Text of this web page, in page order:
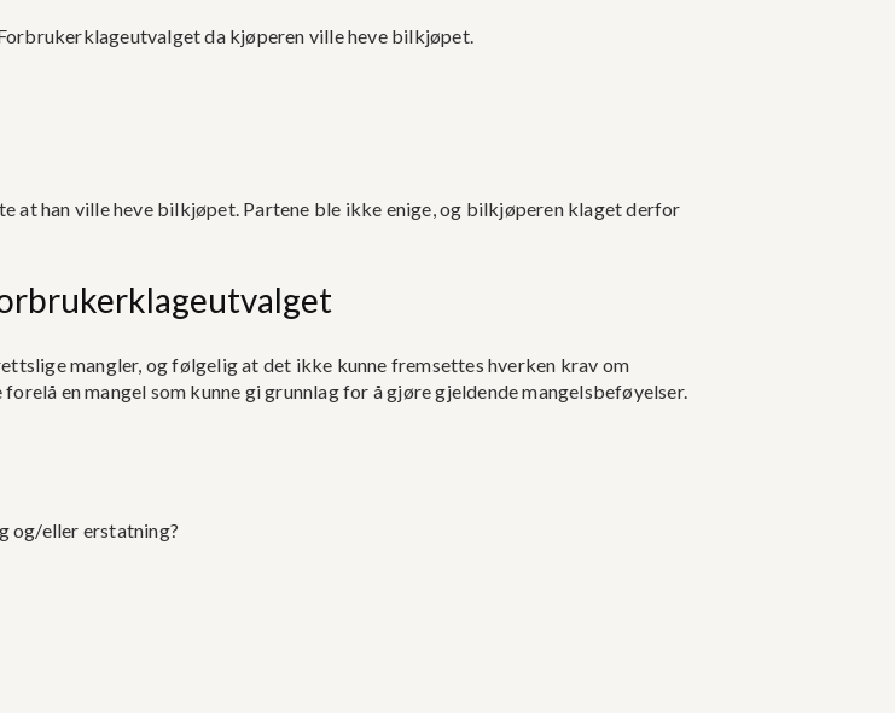
da kjøperen ville heve bilkjøpet.
han ville heve bilkjøpet. Partene ble ikke enige, og bilkjøperen klaget derfor
mangler, og følgelig at det ikke kunne fremsettes hverken krav om
en mangel som kunne gi grunnlag for å gjøre gjeldende mangelsbeføyelser.
og/eller erstatning?